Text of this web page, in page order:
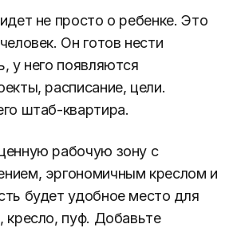
не просто о ребенке. Это
Он готов нести
у него появляются
расписание, цели.
штаб-квартира.
рабочую зону с
эргономичным креслом и
будет удобное место для
пуф. Добавьте